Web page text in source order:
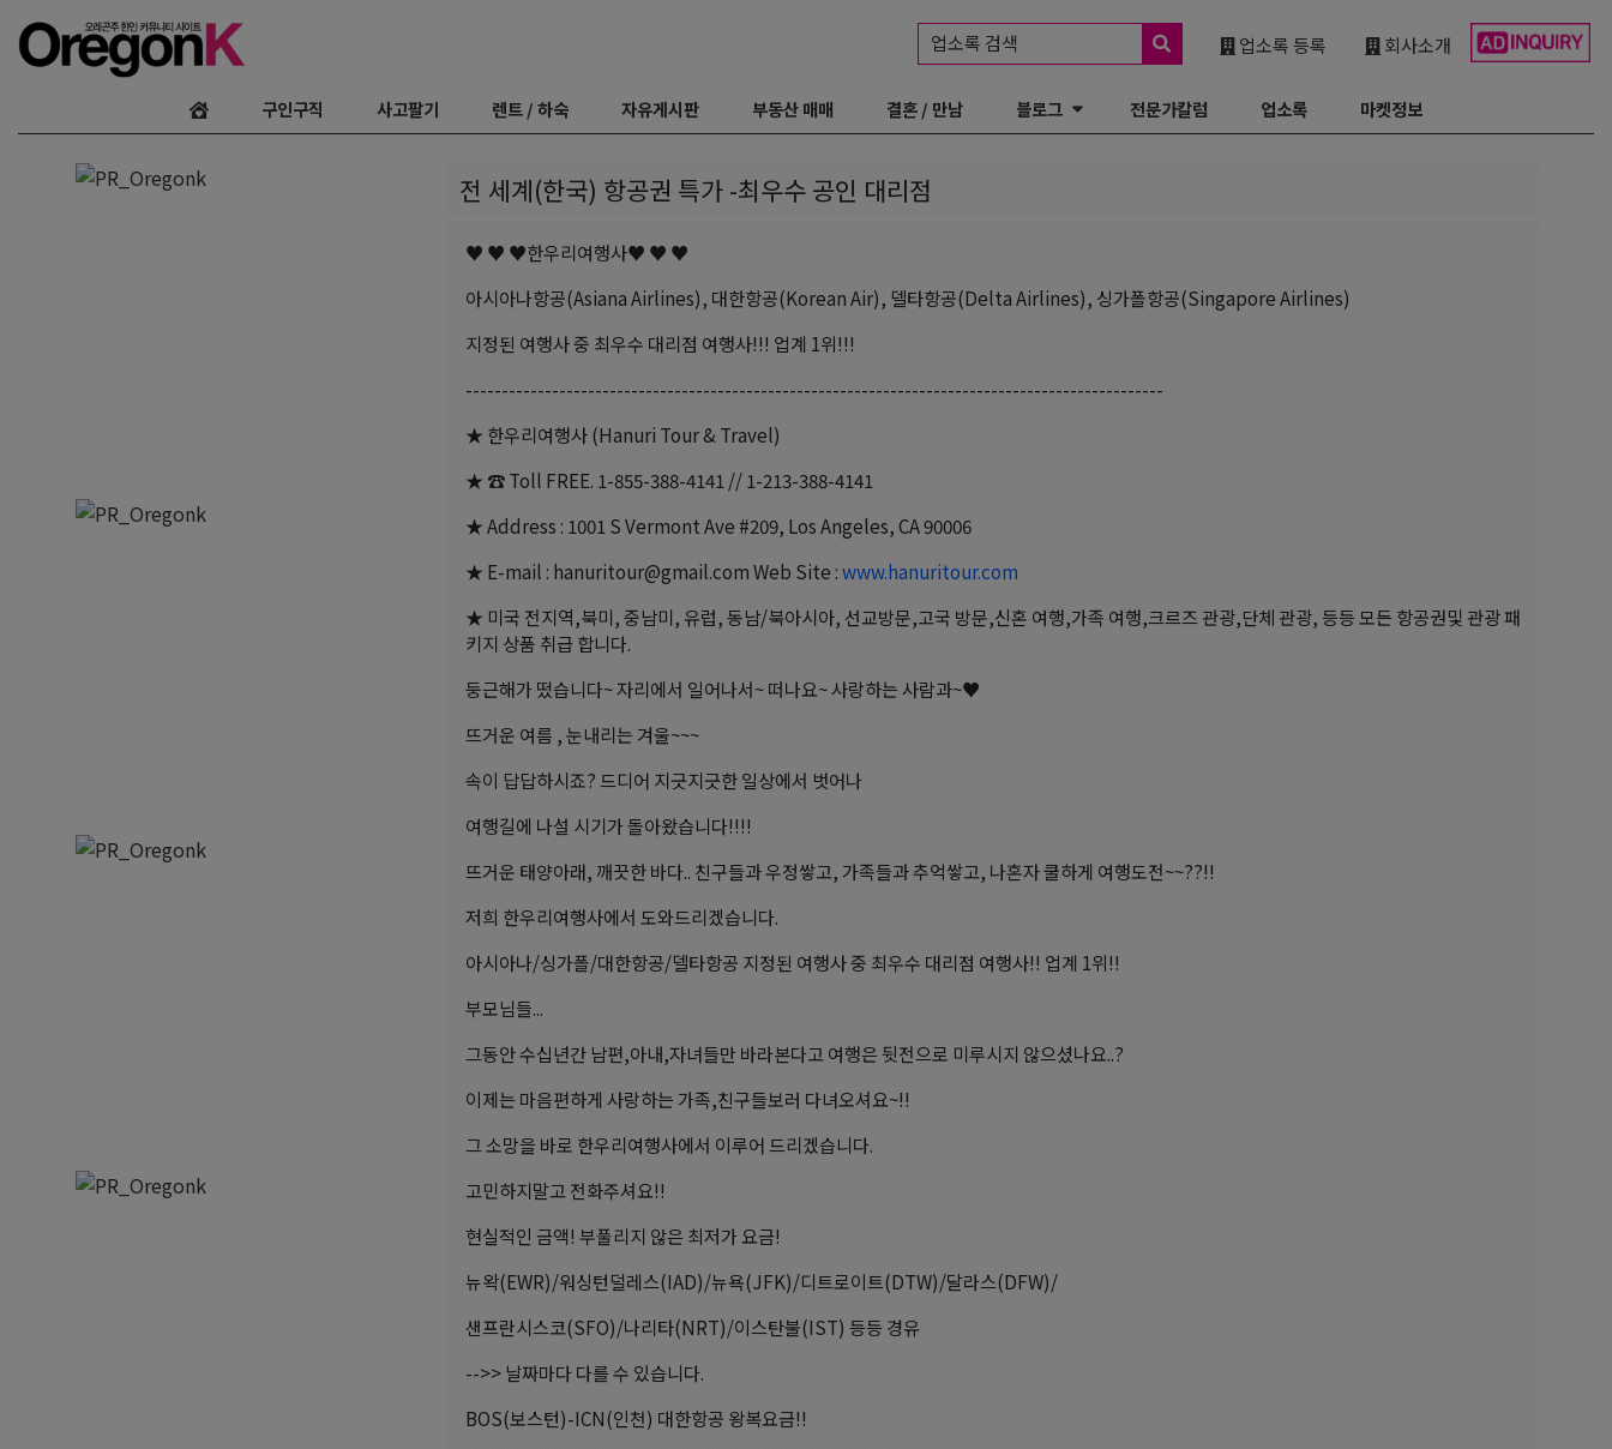
회사소개
업소록 등록
업소록 검색
구인구직 사고팔기 렌트 / 하숙 자유게시판 부동산 매매 결혼 / 만남 블로그 전문가칼럼 업소록 마켓정보
전 세계(한국) 항공권 특가 -최우수 공인 대리점
♥ ♥ ♥한우리여행사♥ ♥ ♥
아시아나항공(Asiana Airlines), 대한항공(Korean Air), 델타항공(Delta Airlines), 싱가폴항공(Singapore Airlines)
지정된 여행사 중 최우수 대리점 여행사!!! 업계 1위!!!
-------------------------------------------------------------------------------------------------
★ 한우리여행사 (Hanuri Tour & Travel)
★ ☎ Toll FREE. 1-855-388-4141 // 1-213-388-4141
★ Address : 1001 S Vermont Ave #209, Los Angeles, CA 90006
★ E-mail : hanuritour@gmail.com Web Site :www.hanuritour.com
★ 미국 전지역,북미, 중남미, 유럽, 동남/북아시아, 선교방문,고국 방문,신혼 여행,가족 여행,크르즈 관광,단체 관광, 등등 모든 항공권및 관광 패
키지 상품 취급 합니다.
둥근해가 떴습니다~ 자리에서 일어나서~ 떠나요~ 사랑하는 사람과~♥
뜨거운 여름 , 눈내리는 겨울~~~
속이 답답하시죠? 드디어 지긋지긋한 일상에서 벗어나
여행길에 나설 시기가 돌아왔습니다!!!!
뜨거운 태양아래, 깨끗한 바다.. 친구들과 우정쌓고, 가족들과 추억쌓고, 나혼자 쿨하게 여행도전~~??!!
저희 한우리여행사에서 도와드리겠습니다.
아시아나/싱가폴/대한항공/델타항공 지정된 여행사 중 최우수 대리점 여행사!! 업계 1위!!
부모님들...
그동안 수십년간 남편,아내,자녀들만 바라본다고 여행은 뒷전으로 미루시지 않으셨나요..?
이제는 마음편하게 사랑하는 가족,친구들보러 다녀오셔요~!!
그 소망을 바로 한우리여행사에서 이루어 드리겠습니다.
고민하지말고 전화주셔요!!
현실적인 금액! 부풀리지 않은 최저가 요금!
뉴왁(EWR)/워싱턴덜레스(IAD)/뉴욕(JFK)/디트로이트(DTW)/달라스(DFW)/
샌프란시스코(SFO)/나리타(NRT)/이스탄불(IST) 등등 경유
-->> 날짜마다 다를 수 있습니다.
BOS(보스턴)-ICN(인천) 대한항공 왕복요금!!